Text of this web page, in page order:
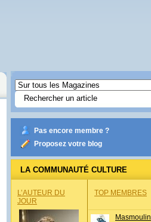
Pas encore membre ?
Proposez votre blog
LA COMMUNAUTÉ CULTURE
L’AUTEUR DU
JOUR
TOP MEMBRES
Masmoulin